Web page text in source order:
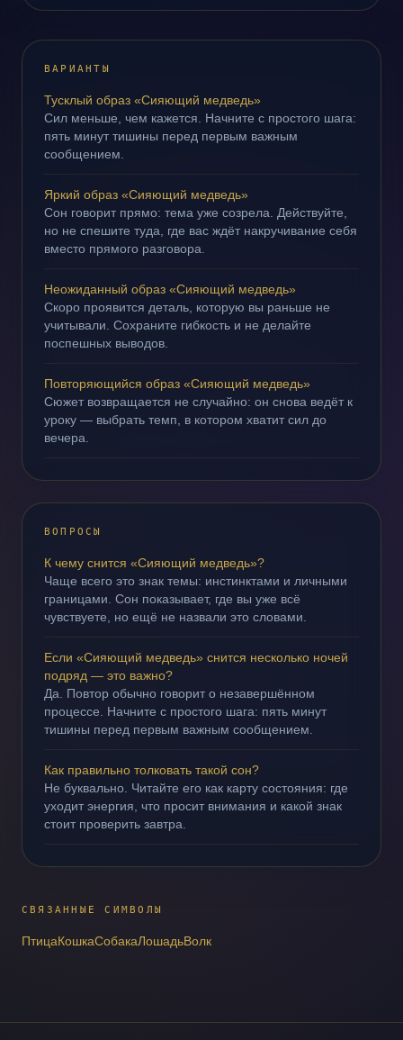
ВАРИАНТЫ
Тусклый образ «Сияющий медведь»
Сил меньше, чем кажется. Начните с простого шага:
пять минут тишины перед первым важным
сообщением.
Яркий образ «Сияющий медведь»
Сон говорит прямо: тема уже созрела. Действуйте,
но не спешите туда, где вас ждёт накручивание себя
вместо прямого разговора.
Неожиданный образ «Сияющий медведь»
Скоро проявится деталь, которую вы раньше не
учитывали. Сохраните гибкость и не делайте
поспешных выводов.
Повторяющийся образ «Сияющий медведь»
Сюжет возвращается не случайно: он снова ведёт к
уроку — выбрать темп, в котором хватит сил до
вечера.
ВОПРОСЫ
К чему снится «Сияющий медведь»?
Чаще всего это знак темы: инстинктами и личными
границами. Сон показывает, где вы уже всё
чувствуете, но ещё не назвали это словами.
Если «Сияющий медведь» снится несколько ночей
подряд — это важно?
Да. Повтор обычно говорит о незавершённом
процессе. Начните с простого шага: пять минут
тишины перед первым важным сообщением.
Как правильно толковать такой сон?
Не буквально. Читайте его как карту состояния: где
уходит энергия, что просит внимания и какой знак
стоит проверить завтра.
СВЯЗАННЫЕ СИМВОЛЫ
ПтицаКошкаСобакаЛошадьВолк